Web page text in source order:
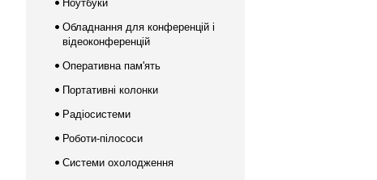
Ноутбуки
Обладнання для конференцій і
відеоконференцій
Оперативна пам'ять
Портативні колонки
Радіосистеми
Роботи-пілососи
Системи охолодження